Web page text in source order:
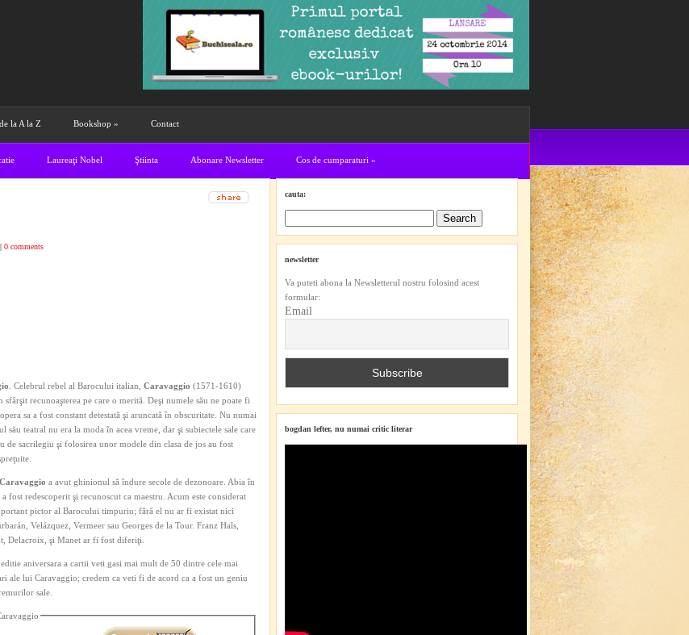
la A la Z Bookshop » Contact
Laureaţi Nobel Ştiinta Abonare Newsletter Cos de cumparaturi »
| 0 comments
. Celebrul rebel al Barocului italian, Caravaggio (1571-1610)
sfârşit recunoaşterea pe care o merită. Deşi numele său ne poate fi
sa a fost constant detestată şi aruncată în obscuritate. Nu numai
său teatral nu era la moda în acea vreme, dar şi subiectele sale care
de sacrilegiu şi folosirea unor modele din clasa de jos au fost
Caravaggio a avut ghinionul să îndure secole de dezonoare. Abia în
fost redescoperit şi recunoscut ca maestru. Acum este considerat
pictor al Barocului timpuriu; fără el nu ar fi existat nici
Velázquez, Vermeer sau Georges de la Tour. Franz Hals,
Delacroix, şi Manet ar fi fost diferiţi.
editie aniversara a cartii veti gasi mai mult de 50 dintre cele mai
ale lui Caravaggio; credem ca veti fi de acord ca a fost un geniu
sale.
cauta:
newsletter
Va puteti abona la Newsletterul nostru folosind acest
formular:
Email
bogdan lefter, nu numai critic literar